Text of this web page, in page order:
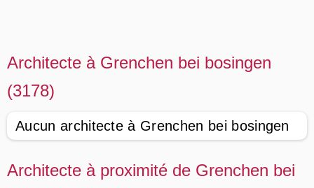
Architecte à Grenchen bei bosingen
(3178)
Aucun architecte à Grenchen bei bosingen
Architecte à proximité de Grenchen bei